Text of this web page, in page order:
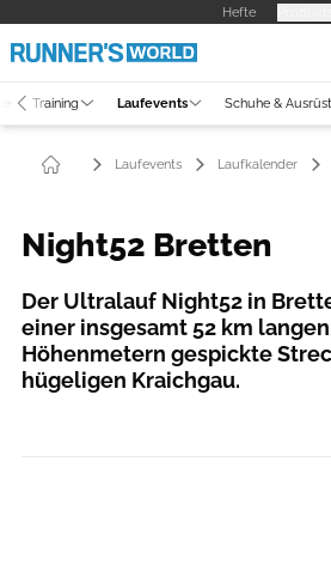
Hefte
Training Laufevents Schuhe &
Laufevents Laufkalender
Night52 Bretten
Der Ultralauf Night52 in
einer insgesamt 52 km
Höhenmetern gespickte
hügeligen Kraichgau.